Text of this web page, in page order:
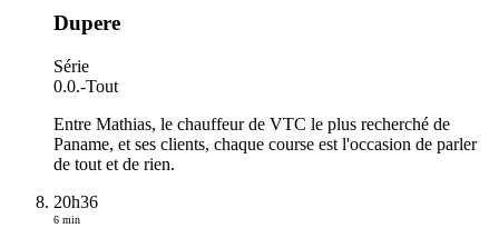
Dupere
Série
0.0.-Tout
Entre Mathias, le chauffeur de VTC le plus recherché de
Paname, et ses clients, chaque course est l'occasion de parler
de tout et de rien.
20h36
6 min